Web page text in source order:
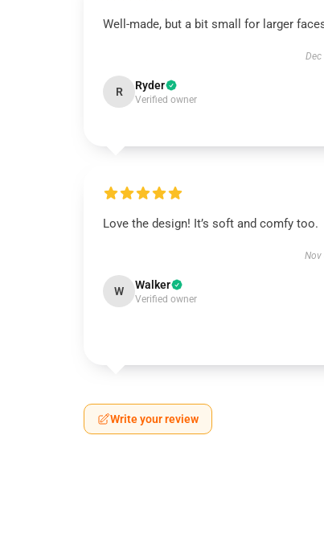
Well-made, but a bit small for larger
Dec
R Ryder
Verified owner
Love the design! It’s soft and comfy too.
Nov
W Walker
Verified owner
Write your review